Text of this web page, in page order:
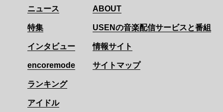
ニュース
特集
インタビュー
encoremode
ランキング
アイドル
ABOUT
USENの音楽配信サービスと番組
情報サイト
サイトマップ